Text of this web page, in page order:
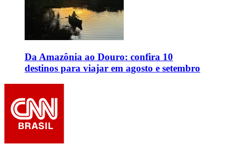
Da Amazônia ao Douro: confira 10
destinos para viajar em agosto e setembro